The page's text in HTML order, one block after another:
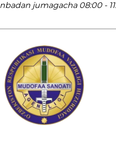
jumagacha 08:00 -